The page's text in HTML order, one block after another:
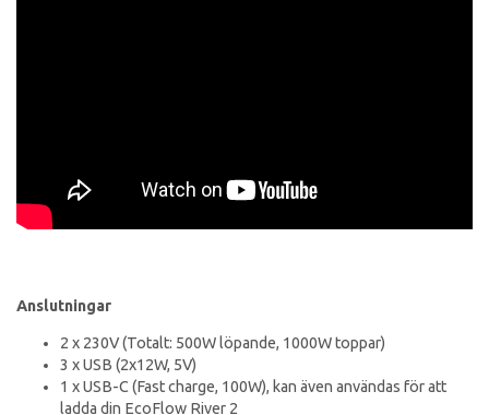
Anslutningar
2 x 230V (Totalt: 500W löpande, 1000W toppar)
3 x USB (2x12W, 5V)
1 x USB-C (Fast charge, 100W), kan även användas för att
ladda din EcoFlow River 2